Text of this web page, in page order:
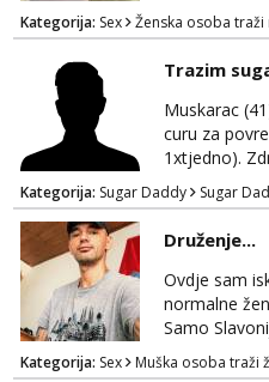
Kategorija: Sex Ženska osoba
Trazim
Muskarac
curu za
1xtjedno).
muskarca
tvoje
ponuditi, javi
trazis/
@GentAnte
Kategorija: Sugar Daddy Sugar
Druženje...
Ovdje sam
normalne
Samo
Kategorija: Sex Muška osoba traži